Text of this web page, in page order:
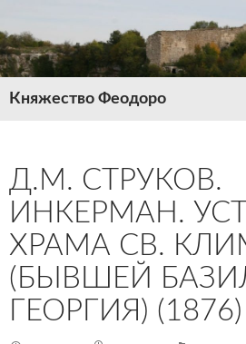
к
содержимому
Княжество Феодоро
Поиск
Д.М. СТРУКОВ.
ИНКЕРМАН.
ХРАМА СВ.
(БЫВШЕЙ
ГЕОРГИЯ) (1876)